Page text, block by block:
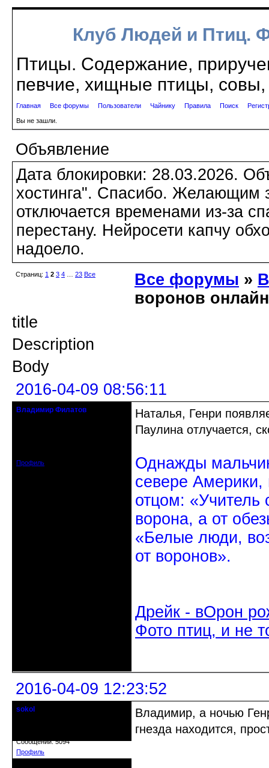
Клуб Людей и Птиц.
Птицы. Содержание,
певчие, хищные птицы, совы,
Главная Все форумы Пользователи Чайнику Правила Поиск
Вы не зашли.
Объявление
Дата блокировки: 28.03.2026.
хостинга". Спасибо. Желающим
отключается временами из-за
перестану. Нейросети капчу
надоело.
Страниц: 1 2 3 4 23 Все Все форумы »
воронов
title
Description
Body
2016-04-09 08:56:11
Владимир Филатов
Профиль
Наталья, Генри
Паулина отлучается,
Однажды
севере
отцом: «Учитель
ворона, а от
«Белые люди,
от воронов».
Дрейк - вОрон
Фото птиц, и не
2016-04-09 12:23:52
sokol
Сообщений: 5094
Профиль
Владимир, а ночью
гнезда находится,